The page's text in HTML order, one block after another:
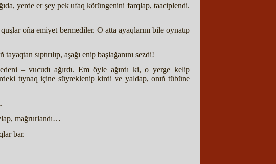
yerde er şey pek ufaq körüngenini farqlap, taaciplendi.
oña emiyet bermediler. O atta ayaqlarını bile oynatıp
sıptırılıp, aşağı enip başlağanını sezdi!
– vucudı ağırdı. Em öyle ağırdı ki, o yerge kelip
tıynaq içine süyreklenip kirdi ve yaldap, onıñ tübüne
mağrurlandı…
bar.